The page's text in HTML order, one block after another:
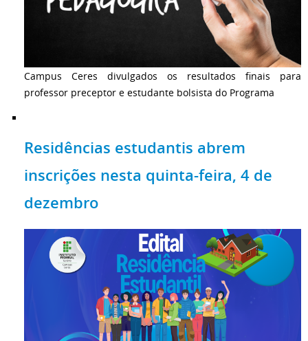
Campus Ceres divulgados os resultados finais para
professor preceptor e estudante bolsista do Programa
Residências estudantis abrem
inscrições nesta quinta-feira, 4 de
dezembro